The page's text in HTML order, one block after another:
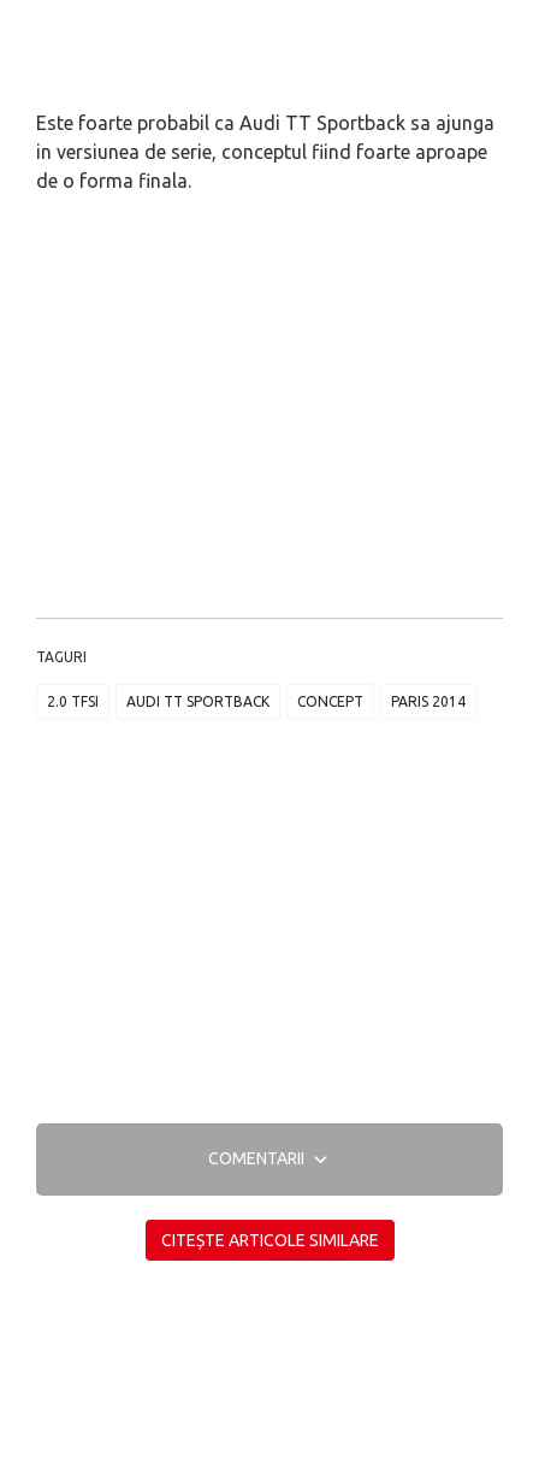
Este foarte probabil ca Audi TT Sportback sa ajunga
in versiunea de serie, conceptul fiind foarte aproape
de o forma finala.
TAGURI
2.0 TFSI AUDI TT SPORTBACK CONCEPT PARIS 2014
COMENTARII
CITEȘTE ARTICOLE SIMILARE